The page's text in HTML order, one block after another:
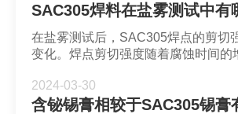
在盐雾测试后，SAC305焊点的剪切
变化。焊点剪切强度随着腐蚀时间的
2024-03-30